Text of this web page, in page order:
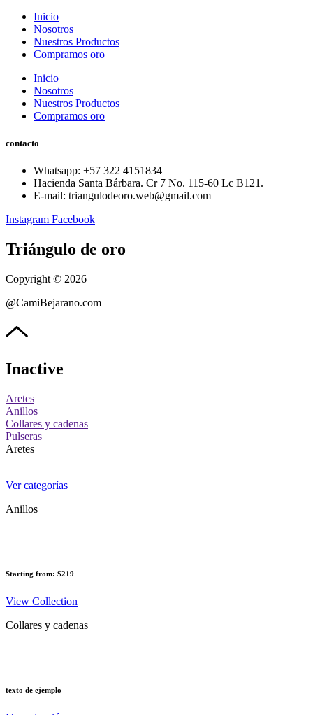
Inicio
Nosotros
Nuestros Productos
Compramos oro
Inicio
Nosotros
Nuestros Productos
Compramos oro
contacto
Whatsapp: ‪+57 322 4151834‬
Hacienda Santa Bárbara. Cr 7 No. 115-60 Lc B121.
E-mail: triangulodeoro.web@gmail.com
Instagram Facebook
Triángulo de oro
Copyright © 2026
@CamiBejarano.com
Inactive
Aretes
Anillos
Collares y cadenas
Pulseras
Aretes
Ver categorías
Anillos
Starting from: $219
View Collection
Collares y cadenas
texto de ejemplo